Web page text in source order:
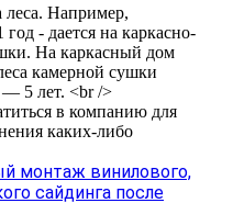
леса. Например,
- дается на каркасно-
На каркасный дом
камерной сушки
— 5 лет. <br />
в компанию для
каких-либо
монтаж винилового,
сайдинга после